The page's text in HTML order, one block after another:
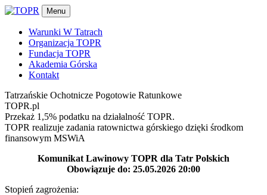
Menu
Warunki W Tatrach
Organizacja TOPR
Fundacja TOPR
Akademia Górska
Kontakt
Tatrzańskie Ochotnicze Pogotowie Ratunkowe
TOPR.pl
Przekaż 1,5% podatku na działalność TOPR.
TOPR realizuje zadania ratownictwa górskiego dzięki środkom
finansowym MSWiA
Komunikat Lawinowy TOPR dla Tatr Polskich
Obowiązuje do: 25.05.2026 20:00
Stopień zagrożenia: